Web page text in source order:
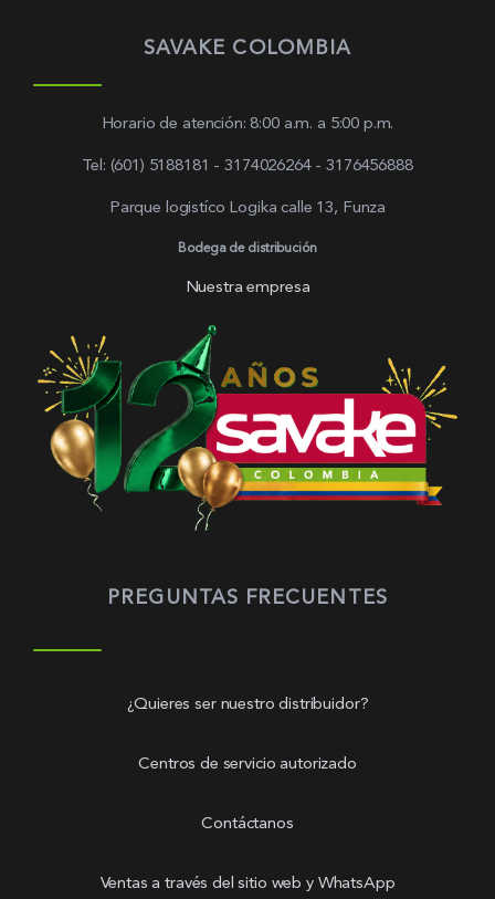
SAVAKE COLOMBIA
Horario de atención: 8:00 a.m. a 5:00 p.m.
Tel: (601) 5188181 - 3174026264 - 3176456888
Parque logistíco Logika calle 13, Funza
Bodega de distribución
Nuestra empresa
PREGUNTAS FRECUENTES
¿Quieres ser nuestro distribuidor?
Centros de servicio autorizado
Contáctanos
Ventas a través del sitio web y WhatsApp